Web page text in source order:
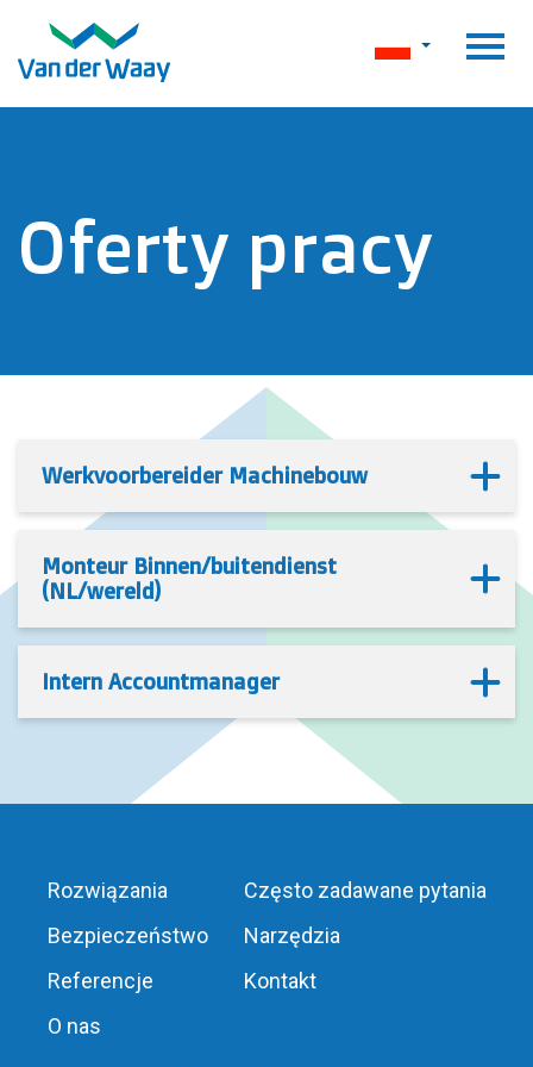
Oferty pracy
Werkvoorbereider Machinebouw
Monteur Binnen/buitendienst
(NL/wereld)
Intern Accountmanager
Rozwiązania
Bezpieczeństwo
Referencje
O nas
Często zadawane pytania
Narzędzia
Kontakt